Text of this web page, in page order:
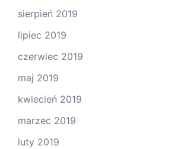
sierpień 2019
lipiec 2019
czerwiec 2019
maj 2019
kwiecień 2019
marzec 2019
luty 2019